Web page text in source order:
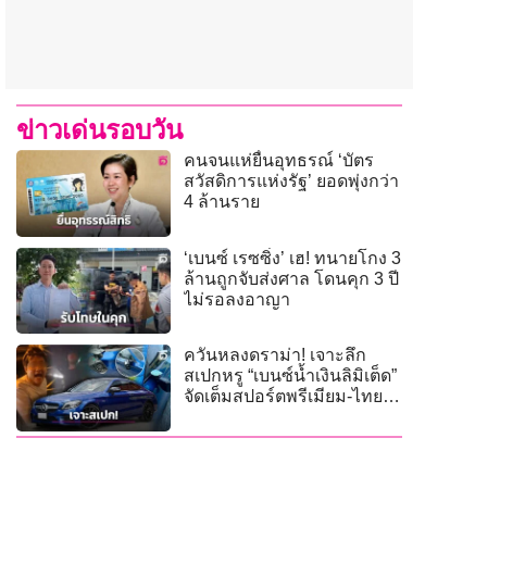
ข่าวเด่นรอบวัน
คนจนแห่ยื่นอุทธรณ์ ‘บัตร
สวัสดิการแห่งรัฐ’ ยอดพุ่งกว่า
4 ล้านราย
‘เบนซ์ เรซซิ่ง’ เฮ! ทนายโกง 3
ล้านถูกจับส่งศาล โดนคุก 3 ปี
ไม่รอลงอาญา
ควันหลงดราม่า! เจาะลึก
สเปกหรู “เบนซ์น้ำเงินลิมิเต็ด”
จัดเต็มสปอร์ตพรีเมียม-ไทยมี